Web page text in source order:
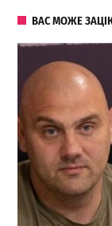
ВАС МОЖЕ